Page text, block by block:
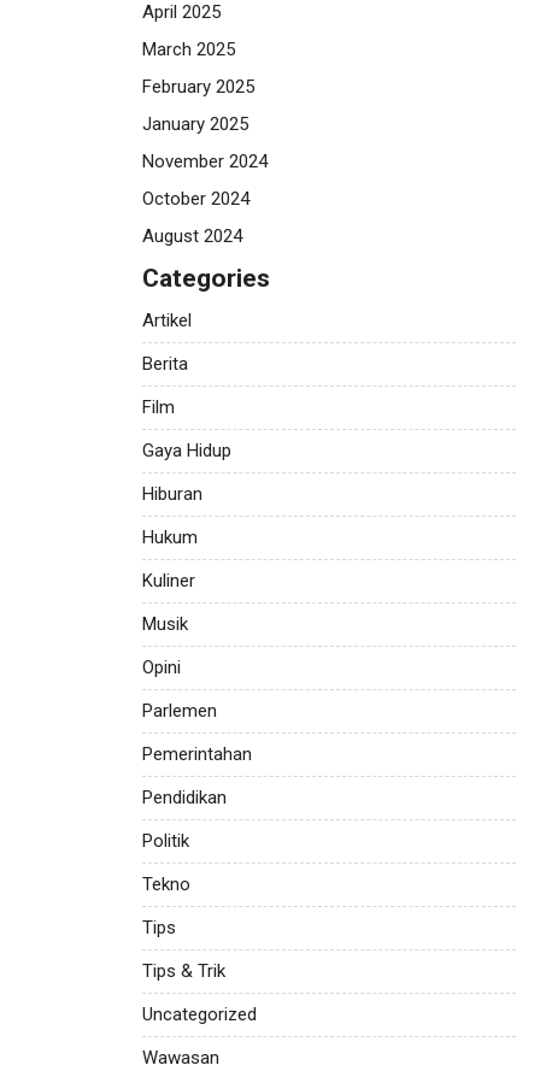
April 2025
March 2025
February 2025
January 2025
November 2024
October 2024
August 2024
Categories
Artikel
Berita
Film
Gaya Hidup
Hiburan
Hukum
Kuliner
Musik
Opini
Parlemen
Pemerintahan
Pendidikan
Politik
Tekno
Tips
Tips & Trik
Uncategorized
Wawasan